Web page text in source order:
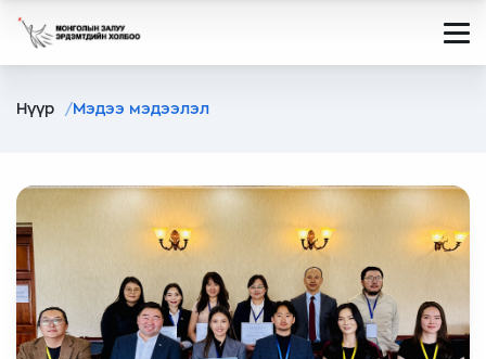
Нүүр Мэдээ мэдээлэл